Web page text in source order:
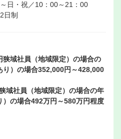
日・祝／10：00～21：00
日制
狭域社員（地域限定）の場合の
り）の場合352,000円～428,000
域社員（地域限定）の場合の年
）の場合492万円～580万円程度